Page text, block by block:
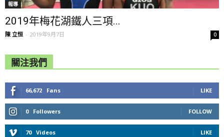
報導
2019年梅花湖鐵人三項...
陳 立恒 - 2019年9月7日 0
關注我們
66,672 Fans LIKE
0 Followers FOLLOW
70 Videos LIKE